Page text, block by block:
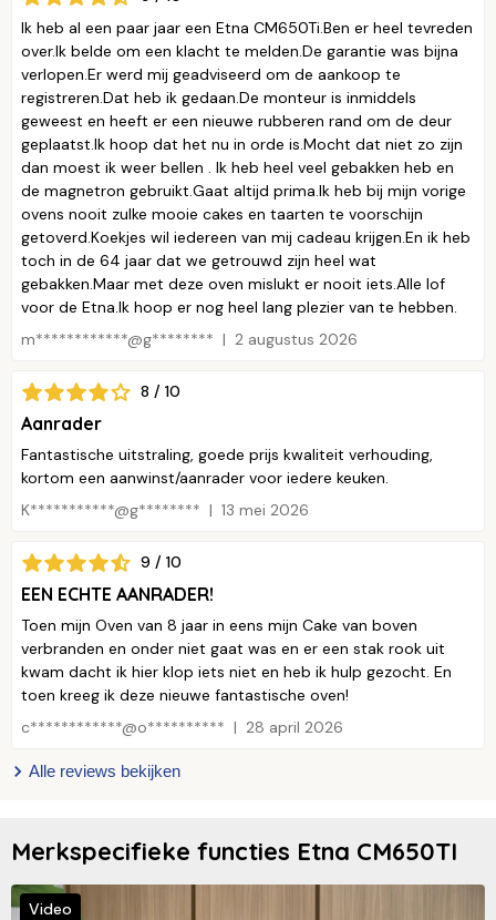
Ik heb al een paar jaar een Etna CM650Ti.Ben er heel tevreden
over.Ik belde om een klacht te melden.De garantie was bijna
verlopen.Er werd mij geadviseerd om de aankoop te
registreren.Dat heb ik gedaan.De monteur is inmiddels
geweest en heeft er een nieuwe rubberen rand om de deur
geplaatst.Ik hoop dat het nu in orde is.Mocht dat niet zo zijn
dan moest ik weer bellen . Ik heb heel veel gebakken heb en
de magnetron gebruikt.Gaat altijd prima.Ik heb bij mijn vorige
ovens nooit zulke mooie cakes en taarten te voorschijn
getoverd.Koekjes wil iedereen van mij cadeau krijgen.En ik heb
toch in de 64 jaar dat we getrouwd zijn heel wat
gebakken.Maar met deze oven mislukt er nooit iets.Alle lof
voor de Etna.Ik hoop er nog heel lang plezier van te hebben.
m************@g********
2 augustus 2026
8 / 10
Aanrader
Fantastische uitstraling, goede prijs kwaliteit verhouding,
kortom een aanwinst/aanrader voor iedere keuken.
K***********@g********
13 mei 2026
9 / 10
EEN ECHTE AANRADER!
Toen mijn Oven van 8 jaar in eens mijn Cake van boven
verbranden en onder niet gaat was en er een stak rook uit
kwam dacht ik hier klop iets niet en heb ik hulp gezocht. En
toen kreeg ik deze nieuwe fantastische oven!
c************@o**********
28 april 2026
Alle reviews bekijken
Merkspecifieke functies Etna CM650TI
Video